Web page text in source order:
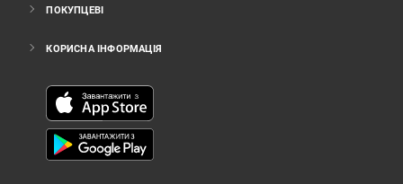
ПОКУПЦЕВІ
КОРИСНА ІНФОРМАЦІЯ